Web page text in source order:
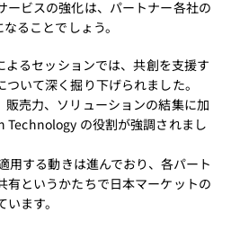
ービスの強化は、パートナー各社の
ることでしょう。
よるセッションでは、共創を支援す
いて深く掘り下げられました。
販売力、ソリューションの結集に加
Technology の役割が強調されまし
用する動きは進んでおり、各パート
有というかたちで日本マーケットの
ます。